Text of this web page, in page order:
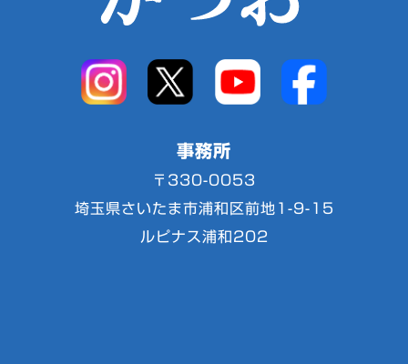
事務所
〒330-0053
埼玉県さいたま市浦和区前地1-9-15
ルピナス浦和202